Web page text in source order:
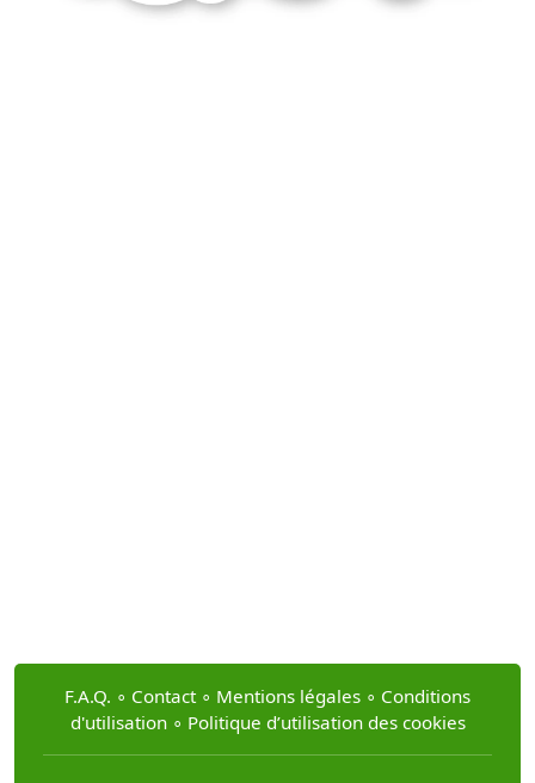
F.A.Q. ∘ Contact ∘ Mentions légales ∘ Conditions
d'utilisation∘ Politique d’utilisation des cookies